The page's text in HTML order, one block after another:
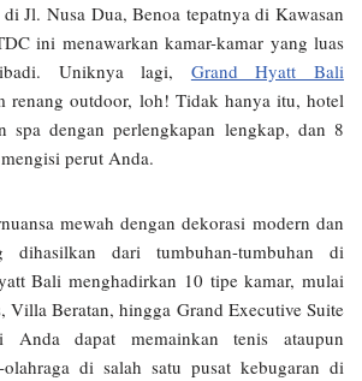
Jl. Nusa Dua, Benoa tepatnya di Kawasan
ini menawarkan kamar-kamar yang luas
Uniknya lagi, Grand Hyatt Bali
renang outdoor, loh! Tidak hanya itu, hotel
spa dengan perlengkapan lengkap, dan 8
perut Anda.
mewah dengan dekorasi modern dan
dihasilkan dari tumbuhan-tumbuhan di
Bali menghadirkan 10 tipe kamar, mulai
Beratan, hingga Grand Executive Suite
dapat memainkan tenis ataupun
olahraga di salah satu pusat kebugaran di